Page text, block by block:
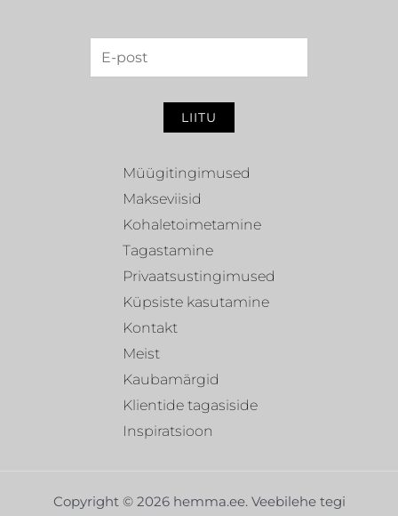
LIITU
Müügitingimused
Makseviisid
Kohaletoimetamine
Tagastamine
Privaatsustingimused
Küpsiste kasutamine
Kontakt
Meist
Kaubamärgid
Klientide tagasiside
Inspiratsioon
Copyright © 2026 hemma.ee. Veebilehe tegi